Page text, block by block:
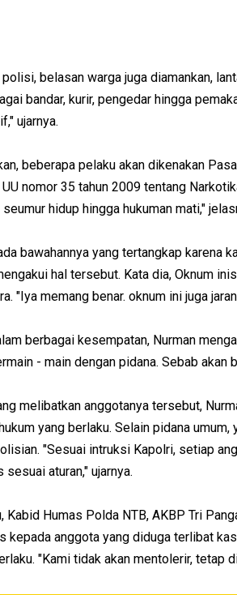
belasan warga juga diamankan,
bandar, kurir, pengedar hingga
ujarnya.
beberapa pelaku akan dikenakan
nomor 35 tahun 2009 tentang
seumur hidup hingga hukuman mati,"
bawahannya yang tertangkap karena
hal tersebut. Kata dia, Oknum
"Iya memang benar. oknum ini juga
berbagai kesempatan, Nurman
- main dengan pidana. Sebab
melibatkan anggotanya tersebut,
yang berlaku. Selain pidana
"Sesuai intruksi Kapolri, setiap
aturan," ujarnya.
Kabid Humas Polda NTB, AKBP Tri
kepada anggota yang diduga terlibat
"Kami tidak akan mentolerir, tetap